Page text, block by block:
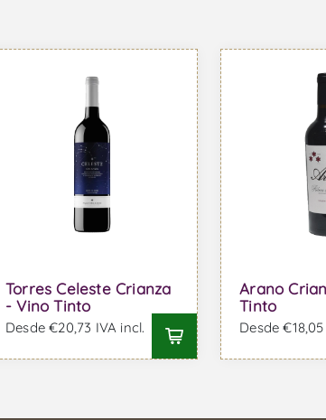
Torres Celeste Crianza
- Vino Tinto
Desde €20,73 IVA incl.
Arano
Tinto
Desde